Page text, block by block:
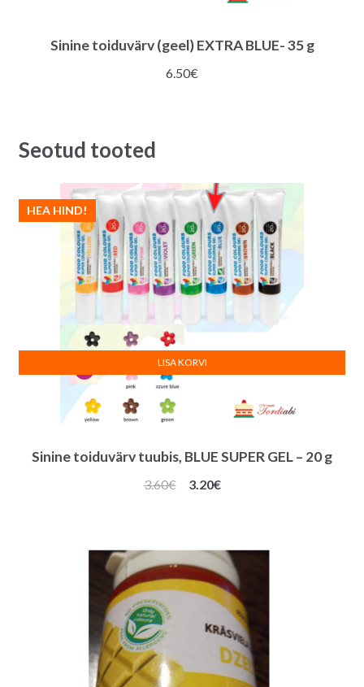
Sinine toiduvärv (geel) EXTRA BLUE- 35 g
6.50€
Seotud tooted
Sinine toiduvärv tuubis, BLUE SUPER GEL – 20 g
HEA HIND!
3.60€
Algne
3.20€Praegune
LISA KORVI